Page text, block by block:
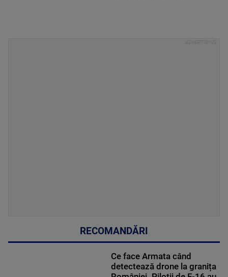
RECOMANDĂRI
Ce face Armata când
detectează drone la granița